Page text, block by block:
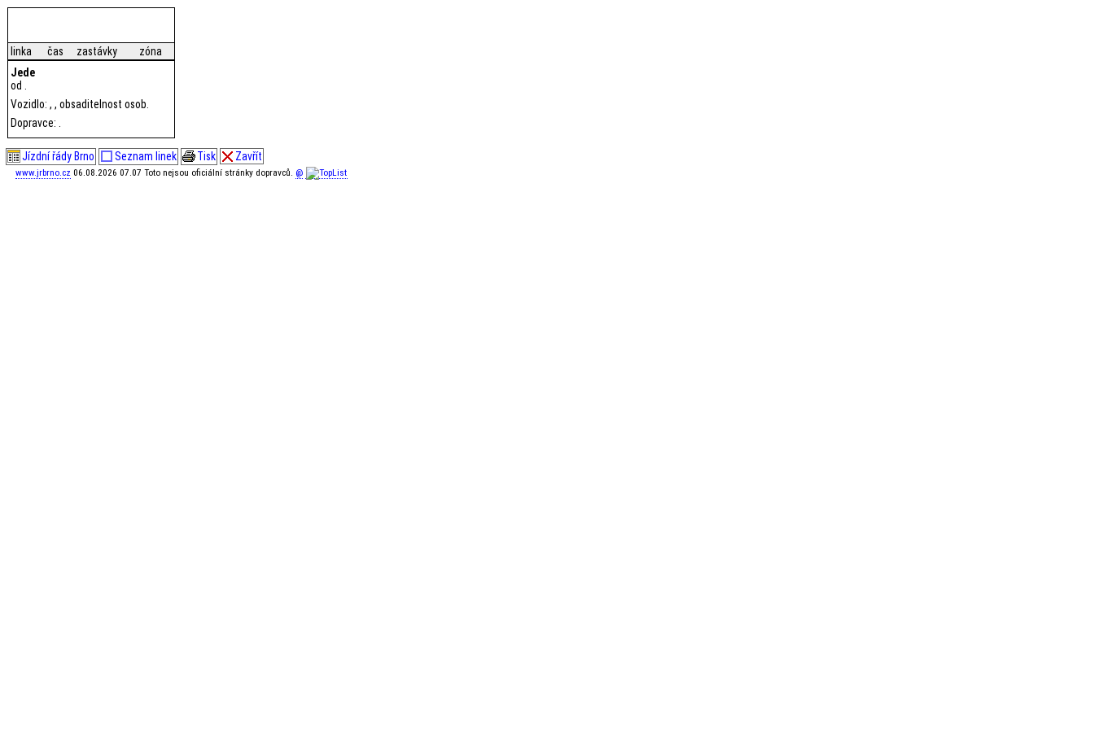
linka čas zastávky
zóna
Jede
od .
Vozidlo: , , obsaditelnost osob.
Dopravce: .
Jízdní řády Brno Seznam linek Tisk Zavřít
www.jrbrno.cz 06.08.2026 07.07 Toto nejsou oficiální stránky dopravců. @